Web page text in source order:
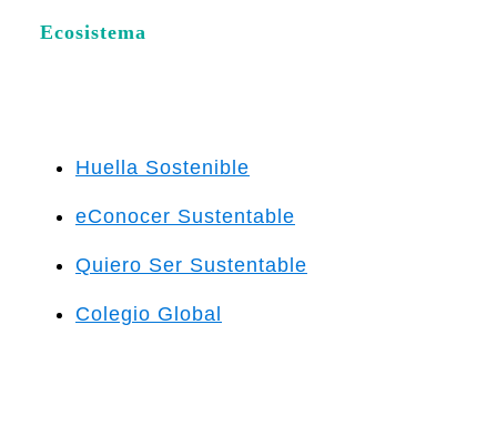
Ecosistema
Huella Sostenible
eConocer Sustentable
Quiero Ser Sustentable
Colegio Global